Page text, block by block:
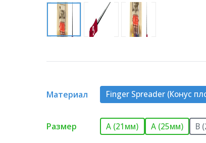
Материал Finger Spreader (Конус
Размер A (21мм) A (25мм) B